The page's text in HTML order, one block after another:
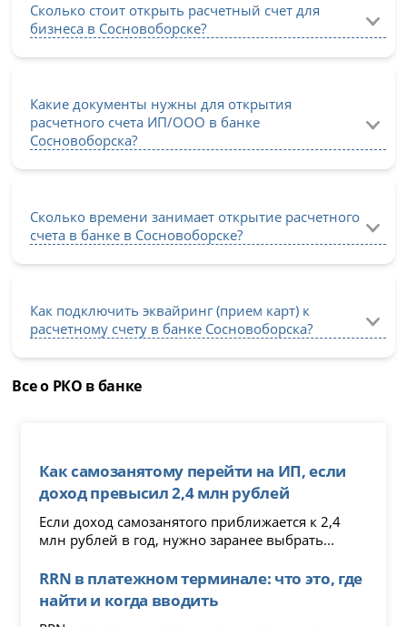
Сколько стоит открыть расчетный счет для
бизнеса в Сосновоборске?
Какие документы нужны для открытия
расчетного счета ИП/ООО в банке
Сосновоборска?
Сколько времени занимает открытие расчетного
счета в банке в Сосновоборске?
Как подключить эквайринг (прием карт) к
расчетному счету в банке Сосновоборска?
Все о РКО в банке
Как самозанятому перейти на ИП, если
доход превысил 2,4 млн рублей
Если доход самозанятого приближается к 2,4
млн рублей в год, нужно заранее выбрать...
RRN в платежном терминале: что это, где
найти и когда вводить